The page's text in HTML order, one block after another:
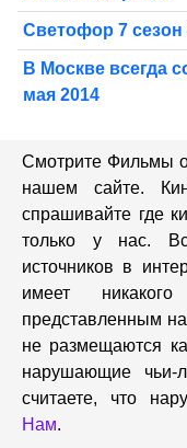
Светофор 7 сезон
В Москве всегда
мая 2014
Смотрите Фильмы
нашем сайте.
спрашивайте где
только у нас.
источников в
имеет
представленным
не размещаются
нарушающие чьи-
считаете, что
Нам.